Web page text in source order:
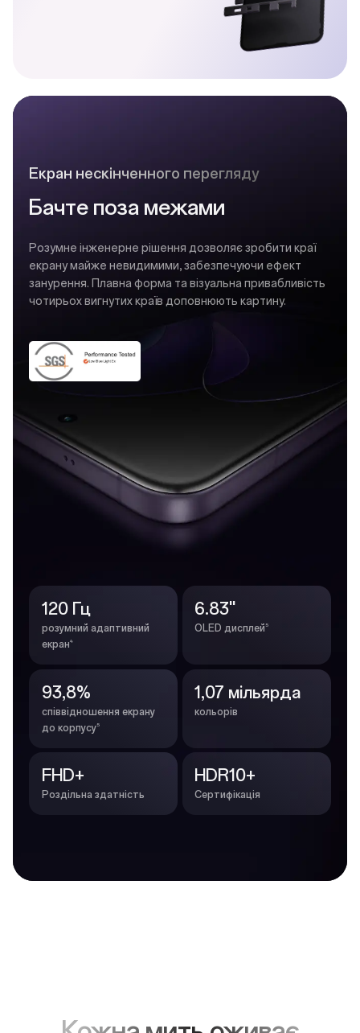
Екран нескінченного перегляду
Бачте поза межами
Розумне інженерне рішення дозволяє зробити краї
екрану майже невидимими, забезпечуючи ефект
занурення. Плавна форма та візуальна привабливість
чотирьох вигнутих країв доповнюють картину.
120 Гц
розумний адаптивний
екран4
6.83''
OLED дисплей5
93,8%
співвідношення екрану
до корпусу5
1,07 мільярда
кольорів
FHD+
Роздільна здатність
HDR10+
Сертифікація